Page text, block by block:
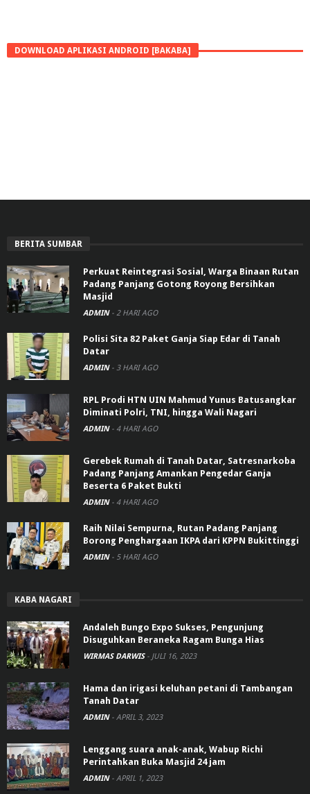
DOWNLOAD APLIKASI ANDROID [BAKABA]
BERITA SUMBAR
Perkuat Reintegrasi Sosial, Warga Binaan Rutan
Padang Panjang Gotong Royong Bersihkan
Masjid
ADMIN - 2 HARI AGO
Polisi Sita 82 Paket Ganja Siap Edar di Tanah
Datar
ADMIN - 3 HARI AGO
RPL Prodi HTN UIN Mahmud Yunus Batusangkar
Diminati Polri, TNI, hingga Wali Nagari
ADMIN - 4 HARI AGO
Gerebek Rumah di Tanah Datar, Satresnarkoba
Padang Panjang Amankan Pengedar Ganja
Beserta 6 Paket Bukti
ADMIN - 4 HARI AGO
Raih Nilai Sempurna, Rutan Padang Panjang
Borong Penghargaan IKPA dari KPPN Bukittinggi
ADMIN - 5 HARI AGO
KABA NAGARI
Andaleh Bungo Expo Sukses, Pengunjung
Disuguhkan Beraneka Ragam Bunga Hias
WIRMAS DARWIS - JULI 16, 2023
Hama dan irigasi keluhan petani di Tambangan
Tanah Datar
ADMIN - APRIL 3, 2023
Lenggang suara anak-anak, Wabup Richi
Perintahkan Buka Masjid 24 jam
ADMIN - APRIL 1, 2023